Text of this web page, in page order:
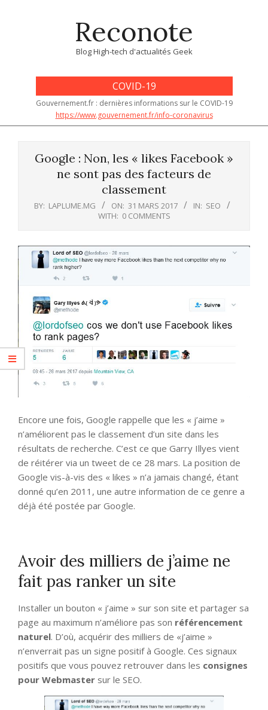
Reconote
Blog High-tech d'actualités Geek
COVID-19
Gouvernement.fr : dernières informations sur le COVID-19
https://www.gouvernement.fr/info-coronavirus
Google : Non, les « likes Facebook »
ne sont pas des facteurs de
classement
BY: LAPLUME.MG ON: 31 MARS 2017 IN: SEO
WITH: 0 COMMENTS
Encore une fois, Google rappelle que les « j’aime »
n’améliorent pas le classement d’un site dans les
résultats de recherche. C’est ce que Garry Illyes vient
de réitérer via un tweet de ce 28 mars. La position de
Google vis-à-vis des « likes » n’a jamais changé, étant
donné qu’en 2011, une autre information de ce genre a
déjà été postée par Google.
Avoir des milliers de j’aime ne
fait pas ranker un site
Installer un bouton « j’aime » sur son site et partager sa
page au maximum n’améliore pas son référencement
naturel. D’où, acquérir des milliers de «j’aime »
n’enverrait pas un signe positif à Google. Ces signaux
positifs que vous pouvez retrouver dans les consignes
pour Webmaster sur le SEO.